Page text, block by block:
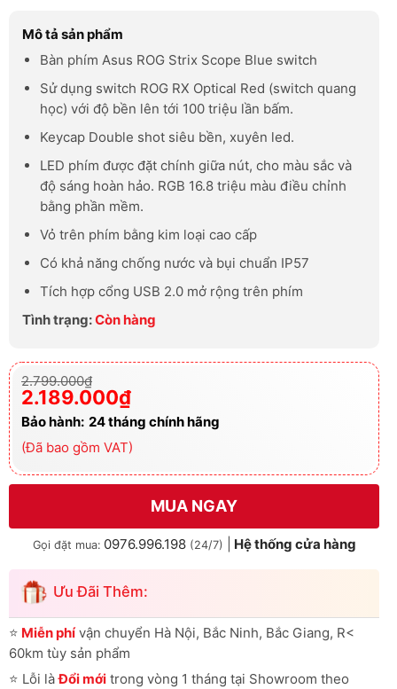
Mô tả sản phẩm
Bàn phím Asus ROG Strix Scope Blue switch
Sử dụng switch ROG RX Optical Red (switch quang
học) với độ bền lên tới 100 triệu lần bấm.
Keycap Double shot siêu bền, xuyên led.
LED phím được đặt chính giữa nút, cho màu sắc và
độ sáng hoàn hảo. RGB 16.8 triệu màu điều chỉnh
bằng phần mềm.
Vỏ trên phím bằng kim loại cao cấp
Có khả năng chống nước và bụi chuẩn IP57
Tích hợp cổng USB 2.0 mở rộng trên phím
Tình trạng:Còn hàng
2.799.000₫
Giá
gốc
là:
2.799.000₫.
2.189.000₫
Giá
hiện
tại
là:
2.189.000₫.
Bảo hành: 24 tháng chính hãng
(Đã bao gồm VAT)
MUA NGAY
Gọi đặt mua: 0976.996.198 (24/7) Hệ thống cửa hàng
Ưu Đãi Thêm:
⭐ Miễn phívận chuyển Hà Nội, Bắc Ninh, Bắc Giang, R<
60km tùy sản phẩm
⭐ Lỗi làĐổi mới trong vòng 1 tháng tại Showroom theo